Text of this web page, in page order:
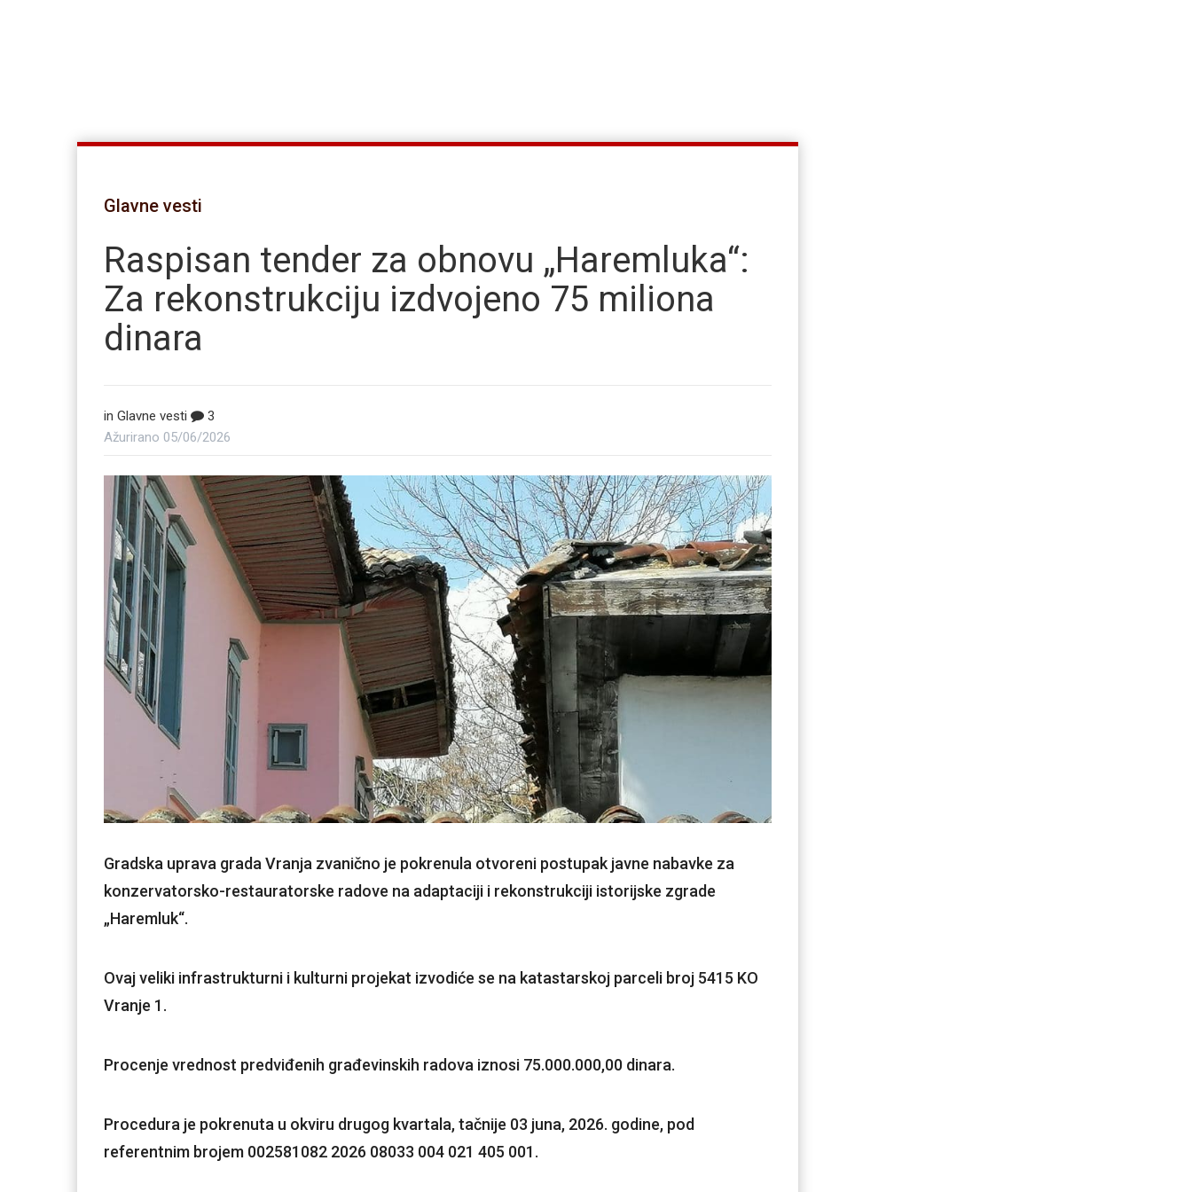
Glavne vesti
Raspisan tender za obnovu „Haremluka“:
Za rekonstrukciju izdvojeno 75 miliona
dinara
in Glavne vesti
3
Ažurirano 05/06/2026
Gradska uprava grada Vranja zvanično je pokrenula otvoreni postupak javne nabavke za
konzervatorsko-restauratorske radove na adaptaciji i rekonstrukciji istorijske zgrade
„Haremluk“.
Ovaj veliki infrastrukturni i kulturni projekat izvodiće se na katastarskoj parceli broj 5415 KO
Vranje 1.
Procenje vrednost predviđenih građevinskih radova iznosi 75.000.000,00 dinara.
Procedura je pokrenuta u okviru drugog kvartala, tačnije 03 juna, 2026. godine, pod
referentnim brojem 002581082 2026 08033 004 021 405 001.